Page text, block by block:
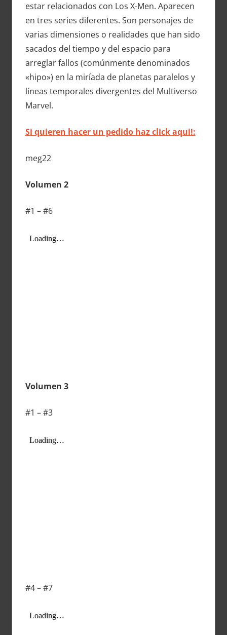
estar relacionados con Los X-Men. Aparecen
en tres series diferentes. Son personajes de
varias dimensiones o realidades que han sido
sacados del tiempo y del espacio para
arreglar fallos (comúnmente denominados
«hipo») en la miríada de planetas paralelos y
líneas temporales divergentes del Multiverso
Marvel.
Si quieren hacer un pedido haz click aqui!:
meg22
Volumen 2
#1 – #6
Volumen 3
#1 – #3
#4 – #7